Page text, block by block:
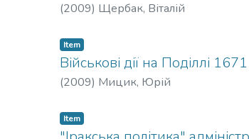
(2009) Щербак, Віталій
Item
Військові дії на Поділлі
(2009) Мицик, Юрій
Item